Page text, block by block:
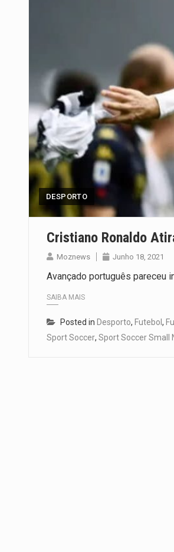
Um dos
A cidade
O
O
A nova
O
DESPORTO
Cristiano Ronaldo
Moznews Junho 18, 2021
Avançado português pareceu
SAIBA MAIS
Posted in Desporto, Futebol ,
Sport Soccer, Sport Soccer Small